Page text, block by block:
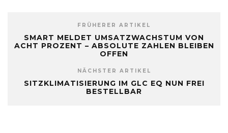
FRÜHERER ARTIKEL
SMART MELDET UMSATZWACHSTUM VON
ACHT PROZENT – ABSOLUTE ZAHLEN BLEIBEN
OFFEN
NÄCHSTER ARTIKEL
SITZKLIMATISIERUNG IM GLC EQ NUN FREI
BESTELLBAR